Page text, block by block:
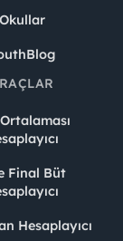
Okullar
Final Büt
Hesaplayıcı